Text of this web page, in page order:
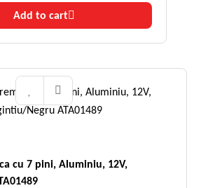
Add to cart
cu 7 pini, Aluminiu, 12V,